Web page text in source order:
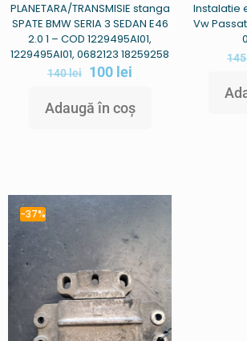
PLANETARA/TRANSMISIE stanga
SPATE BMW SERIA 3 SEDAN E46
2.0 1 – COD 1229495AI01,
1229495AI01, 0682123 18259258
140lei 100 lei
Adaugă în coș
Instalatie
Vw Passat
-37%